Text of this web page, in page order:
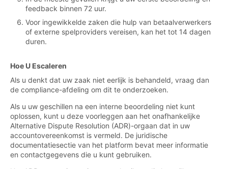
feedback binnen 72 uur.
Voor ingewikkelde zaken die hulp van betaalverwerkers
of externe spelproviders vereisen, kan het tot 14 dagen
duren.
Hoe U Escaleren
Als u denkt dat uw zaak niet eerlijk is behandeld, vraag dan
de compliance-afdeling om dit te onderzoeken.
Als u uw geschillen na een interne beoordeling niet kunt
oplossen, kunt u deze voorleggen aan het onafhankelijke
Alternative Dispute Resolution (ADR)-orgaan dat in uw
accountovereenkomst is vermeld. De juridische
documentatiesectie van het platform bevat meer informatie
en contactgegevens die u kunt gebruiken.